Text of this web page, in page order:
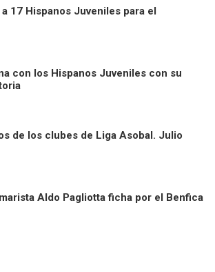
17 Hispanos Juveniles para el
con los Hispanos Juveniles con su
de los clubes de Liga Asobal. Julio
Aldo Pagliotta ficha por el Benfica